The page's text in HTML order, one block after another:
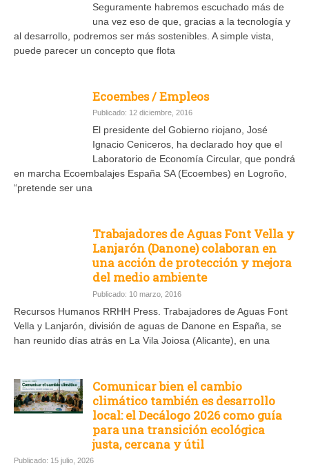
Seguramente habremos escuchado más de
una vez eso de que, gracias a la tecnología y
al desarrollo, podremos ser más sostenibles. A simple vista,
puede parecer un concepto que flota
Ecoembes / Empleos
Publicado: 12 diciembre, 2016
El presidente del Gobierno riojano, José
Ignacio Ceniceros, ha declarado hoy que el
Laboratorio de Economía Circular, que pondrá
en marcha Ecoembalajes España SA (Ecoembes) en Logroño,
“pretende ser una
Trabajadores de Aguas Font Vella y
Lanjarón (Danone) colaboran en
una acción de protección y mejora
del medio ambiente
Publicado: 10 marzo, 2016
Recursos Humanos RRHH Press. Trabajadores de Aguas Font
Vella y Lanjarón, división de aguas de Danone en España, se
han reunido días atrás en La Vila Joiosa (Alicante), en una
Comunicar bien el cambio
climático también es desarrollo
local: el Decálogo 2026 como guía
para una transición ecológica
justa, cercana y útil
Publicado: 15 julio, 2026